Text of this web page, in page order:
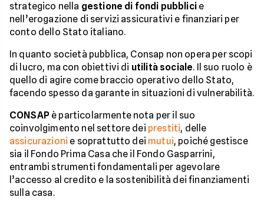
strategico nella gestione di fondi pubblicie
nell’erogazione di servizi assicurativi e finanziari per
conto dello Stato italiano.
In quanto società pubblica, Consap non opera per scopi
di lucro, ma con obiettivi di utilità sociale. Il suo ruolo è
quello di agire come braccio operativo dello Stato,
facendo spesso da garante in situazioni di vulnerabilità.
CONSAPè particolarmente nota per il suo
coinvolgimento nel settore dei prestiti, delle
assicurazioni e soprattutto dei mutui, poiché gestisce
sia il Fondo Prima Casa che il Fondo Gasparrini,
entrambi strumenti fondamentali per agevolare
l’accesso al credito e la sostenibilità dei finanziamenti
sulla casa.